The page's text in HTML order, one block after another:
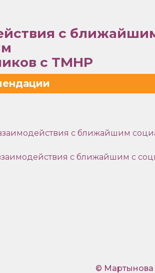
с
с ТМНР
с ближайшим
с ближайшим с
© Мартынова